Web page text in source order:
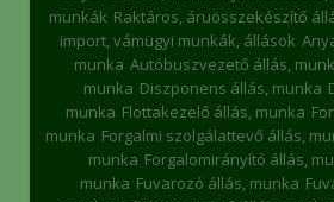
munkák Raktáros, áruösszekészítő
import, vámügyi munkák, állások
munka Autóbuszvezető állás,
munka Diszponens állás, munka
munka Flottakezelő állás, munka
munka Forgalmi szolgálattevő állás,
munka Forgalomirányító állás,
munka Fuvarozó állás, munka